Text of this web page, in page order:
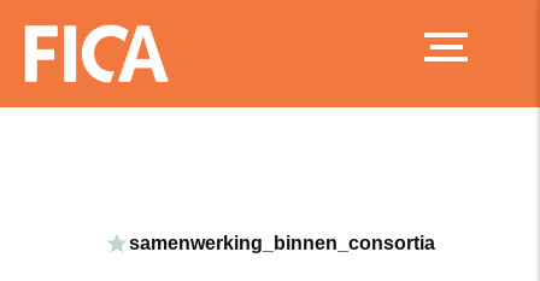
samenwerking_binnen_consortia